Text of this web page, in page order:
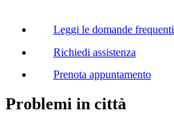
Leggi le domande frequenti
Richiedi assistenza
Prenota appuntamento
Problemi in città